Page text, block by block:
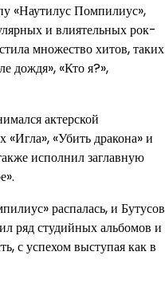
«Наутилус Помпилиус»,
и влиятельных рок-
множество хитов, таких
дождя», «Кто я?»,
актерской
«Игла», «Убить дракона» и
исполнил заглавную
распалась, и Бутусов
ряд студийных альбомов и
с успехом выступая как в